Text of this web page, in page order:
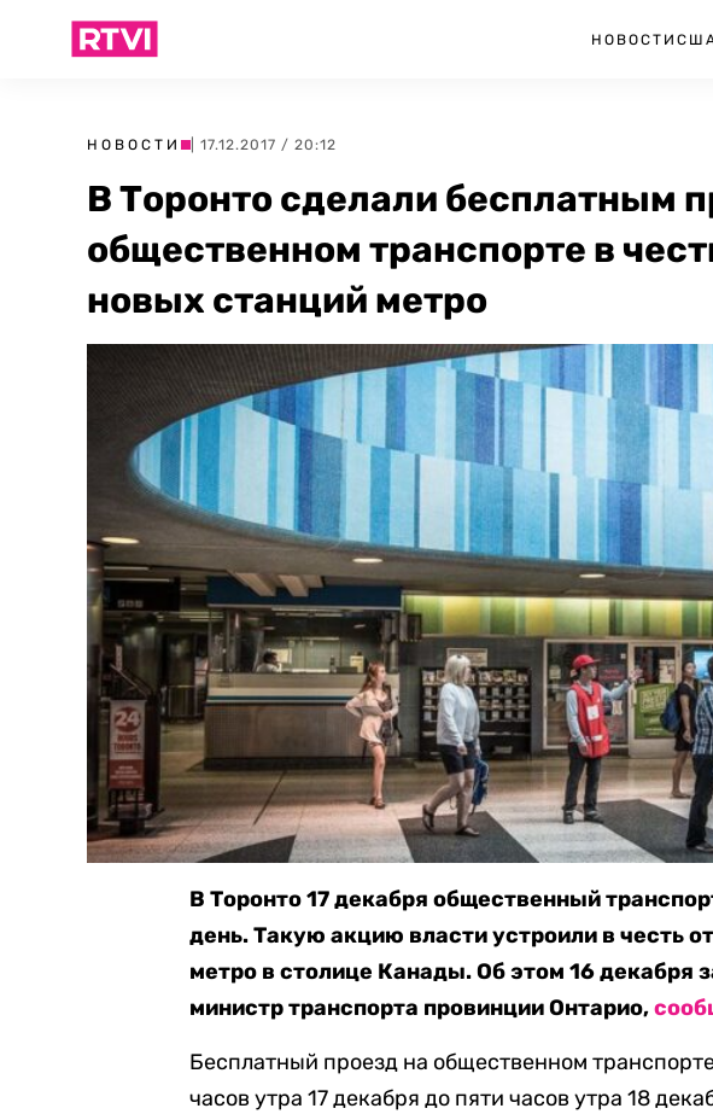
НОВОСТИ
НОВОСТИ | 17.12.2017 / 20:12
В Торонто сделали бесплатным
общественном транспорте в
новых станций метро
В Торонто 17 декабря общественный
день. Такую акцию власти устроили в честь
метро в столице Канады. Об этом 16 декабря
министр транспорта провинции Онтарио,
Бесплатный проезд на общественном
часов утра 17 декабря до пяти часов утра 18